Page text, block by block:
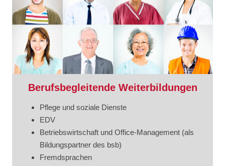
Berufsbegleitende Weiterbildungen
Pflege und soziale Dienste
EDV
Betriebswirtschaft und Office-Management (als
Bildungspartner des bsb)
Fremdsprachen